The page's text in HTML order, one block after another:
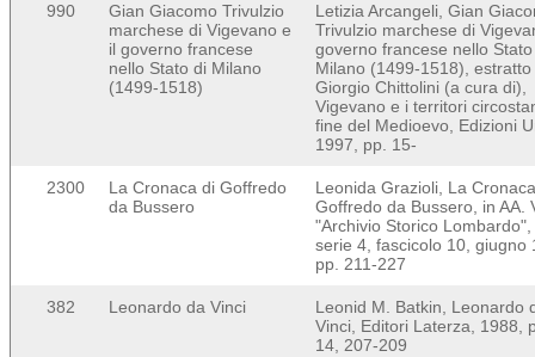
990
Gian Giacomo Trivulzio
marchese di Vigevano e
il governo francese
nello Stato di Milano
(1499-1518)
Letizia Arcangeli, Gian
Trivulzio marchese di
governo francese nello
Milano (1499-1518), estratto
Giorgio Chittolini (a cura di),
Vigevano e i territori
fine del Medioevo, Edizioni
1997, pp. 15-
2300
La Cronaca di Goffredo
da Bussero
Leonida Grazioli, La
Goffredo da Bussero, in AA.
"Archivio Storico Lombardo",
serie 4, fascicolo 10, giugno
pp. 211-227
382 Leonardo da Vinci
Leonid M. Batkin, Leonardo
Vinci, Editori Laterza, 1988,
14, 207-209